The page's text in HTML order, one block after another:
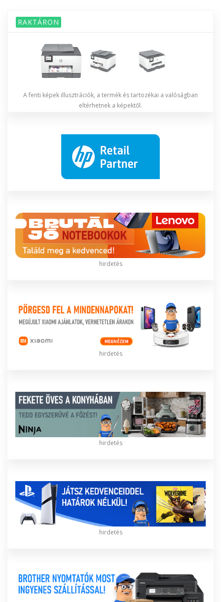
RAKTÁRON
A fenti képek illusztrációk, a termék és tartozékai a valóságban
eltérhetnek a képektől.
hirdetés
hirdetés
hirdetés
hirdetés